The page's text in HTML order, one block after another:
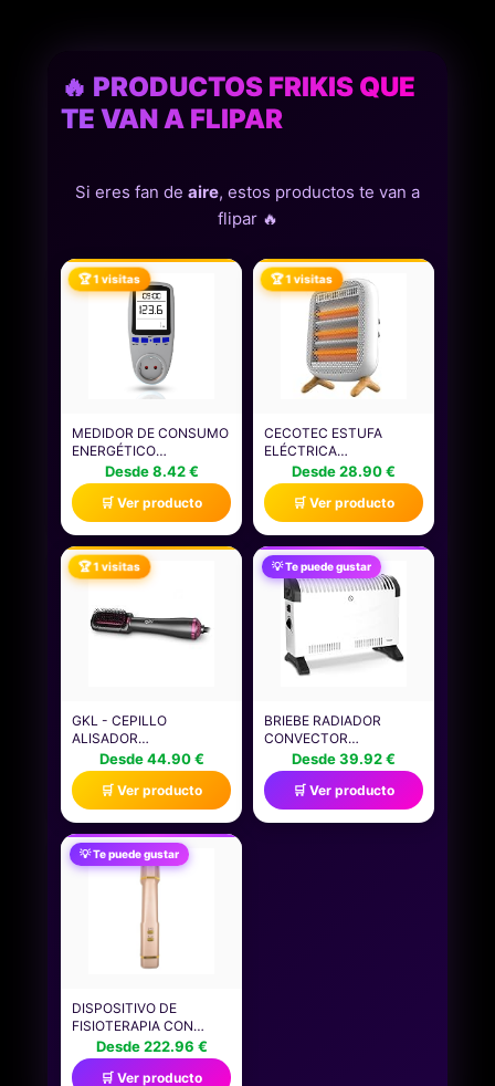
🔥 PRODUCTOS FRIKIS QUE
TE VAN A FLIPAR
Si eres fan de aire, estos productos te van a
flipar 🔥
🏆 1 visitas
MEDIDOR DE CONSUMO
ENERGÉTICO
RECARGABLE CON
PANTALLA LCD
RETROILUMINADA.
CONTROLA EL USO
ELÉCTRICO Y PROTEGE
CONTRA SOBRECARGAS
PARA REDUCIR COSTOS
EN ELECTRICIDAD.
Desde 8.42 €
🛒 Ver producto
🏆 1 visitas
CECOTEC ESTUFA
ELÉCTRICA
CALEFACTOR
INFRARROJO
READYWARM 1200
INFRARED. 1200W, 3
NIVELES CALOR,
INTERRUPTORES
LATERALES, ASA
TRANSPORTE, CALOR
UNIFORME, SENSOR
ANTIVUELCO, SEGURO,
COMPACTO
Desde 28.90 €
🛒 Ver producto
🏆 1 visitas
GKL - CEPILLO
ALISADOR
PROFESIONAL 3
NIVELES TEMPERATURA
Y 2 MODOS DE USO
TOPAZ SLIDE
FILAMENTOS DE ALTA
DENSIDAD TECNOLOGÍA
IÓNICA. AIRE FRÍO 500W
Desde 44.90 €
🛒 Ver producto
💡 Te puede gustar
BRIEBE RADIADOR
CONVECTOR
ELÉCTRICO AIRE
CALIENTE, REGULADOR
DE TEMPERATURA,
TERMOSTATO PARA
BAJO CONSUMO,
Desde 39.92 €
🛒 Ver producto
💡 Te puede gustar
DISPOSITIVO DE
FISIOTERAPIA CON
ENERGÍA AJUSTABLE DE
3 NIVELES, VOLUMEN
DE AIRE Y
Desde 222.96 €
🛒 Ver producto